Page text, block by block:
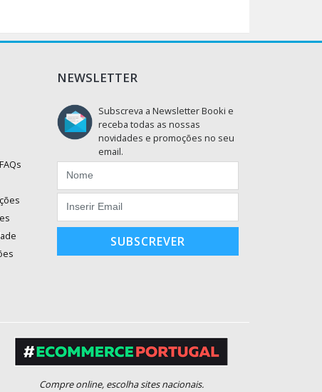
NEWSLETTER
Subscreva a Newsletter Booki e
receba todas as nossas
novidades e promoções no seu
email.
SUBSCREVER
Compre online, escolha sites nacionais.